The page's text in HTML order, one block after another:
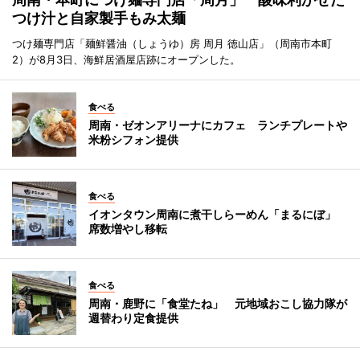
つけ汁と自家製手もみ太麺
つけ麺専門店「麺鮮醤油（しょうゆ）房 周月 徳山店」（周南市本町
2）が8月3日、海鮮居酒屋店跡にオープンした。
食べる
周南・ゼオンアリーナにカフェ ランチプレートや
米粉シフォン提供
食べる
イオンタウン周南に煮干しらーめん「まるにぼ」
席数増やし移転
食べる
周南・鹿野に「食堂たね」 元地域おこし協力隊が
週替わり定食提供